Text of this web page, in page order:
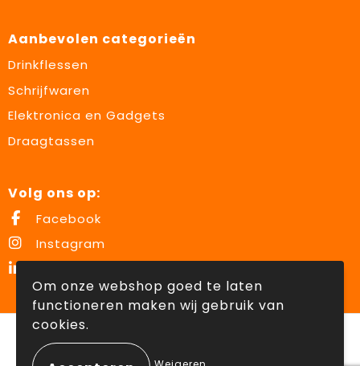
Aanbevolen categorieën
Drinkflessen
Schrijfwaren
Elektronica en Gadgets
Draagtassen
Volg ons op:
Facebook
Instagram
© Copyright Lowette Gifts 2026
Om onze webshop goed te laten
functioneren maken wij gebruik van
cookies.